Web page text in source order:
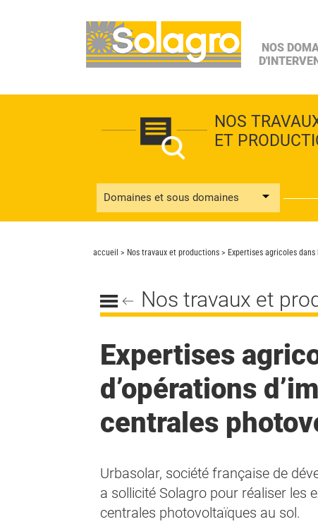
NOS
NOS
ET
Domaines et sous domaines
accueil > Nos travaux et productions > Expertises agricoles
Nos travaux et
Expertises
d’opérations
centrales
Urbasolar, société française de
a sollicité Solagro pour réaliser les
centrales photovoltaïques au sol.